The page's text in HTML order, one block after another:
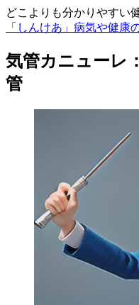
どこよりも分かりやすい
「しんけあ」病気や健康
気管カニューレ
管